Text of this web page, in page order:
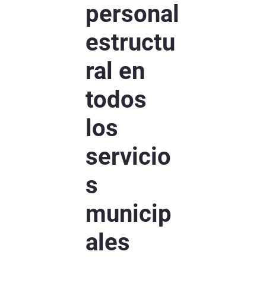
personal
estructu
ral en
todos
los
servicio
s
municip
ales